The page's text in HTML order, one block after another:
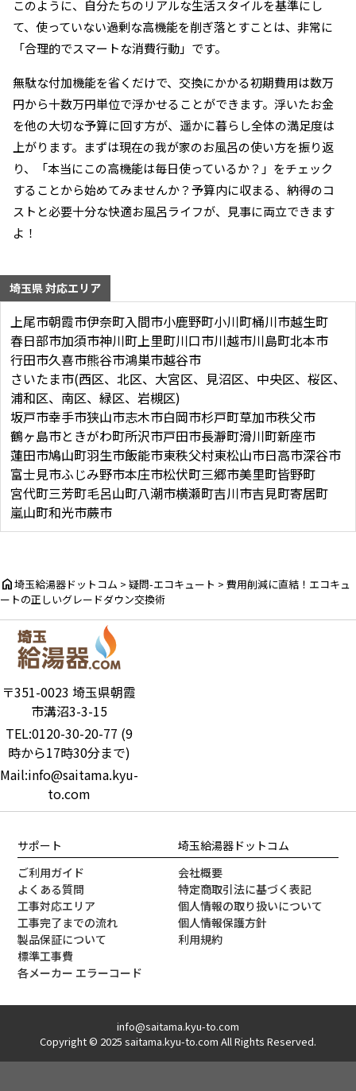
このように、自分たちのリアルな生活スタイルを基準にし
て、使っていない過剰な高機能を削ぎ落とすことは、非常に
「合理的でスマートな消費行動」です。
無駄な付加機能を省くだけで、交換にかかる初期費用は数万
円から十数万円単位で浮かせることができます。浮いたお金
を他の大切な予算に回す方が、遥かに暮らし全体の満足度は
上がります。まずは現在の我が家のお風呂の使い方を振り返
り、「本当にこの高機能は毎日使っているか？」をチェック
することから始めてみませんか？予算内に収まる、納得のコ
ストと必要十分な快適お風呂ライフが、見事に両立できます
よ！
埼玉県 対応エリア
上尾市朝霞市伊奈町入間市小鹿野町小川町桶川市越生町
春日部市加須市神川町上里町川口市川越市川島町北本市
行田市久喜市熊谷市鴻巣市越谷市
さいたま市(西区、北区、大宮区、見沼区、中央区、桜区、
浦和区、南区、緑区、岩槻区)
坂戸市幸手市狭山市志木市白岡市杉戸町草加市秩父市
鶴ヶ島市ときがわ町所沢市戸田市長瀞町滑川町新座市
蓮田市鳩山町羽生市飯能市東秩父村東松山市日高市深谷市
富士見市ふじみ野市本庄市松伏町三郷市美里町皆野町
宮代町三芳町毛呂山町八潮市横瀬町吉川市吉見町寄居町
嵐山町和光市蕨市
home埼玉給湯器ドットコム > 疑問-エコキュート > 費用削減に直結！エコキュ
ートの正しいグレードダウン交換術
〒351-0023 埼玉県朝霞
市溝沼3-3-15
TEL:0120-30-20-77 (9
時から17時30分まで)
Mail:info@saitama.kyu-
to.com
サポート
ご利用ガイド
よくある質問
工事対応エリア
工事完了までの流れ
製品保証について
標準工事費
各メーカー エラーコード
埼玉給湯器ドットコム
会社概要
特定商取引法に基づく表記
個人情報の取り扱いについて
個人情報保護方針
利用規約
info@saitama.kyu-to.com
Copyright © 2025 saitama.kyu-to.com All Rights Reserved.